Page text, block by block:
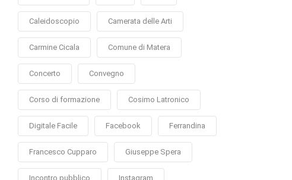
Caleidoscopio Camerata delle Arti
Carmine Cicala Comune di Matera
Concerto Convegno
Corso di formazione Cosimo Latronico
Digitale Facile Facebook Ferrandina
Francesco Cupparo Giuseppe Spera
Incontro pubblico Instagram